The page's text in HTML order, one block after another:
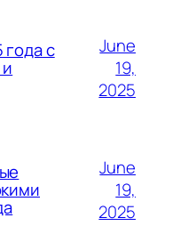
с
June
19,
2025
June
19,
2025